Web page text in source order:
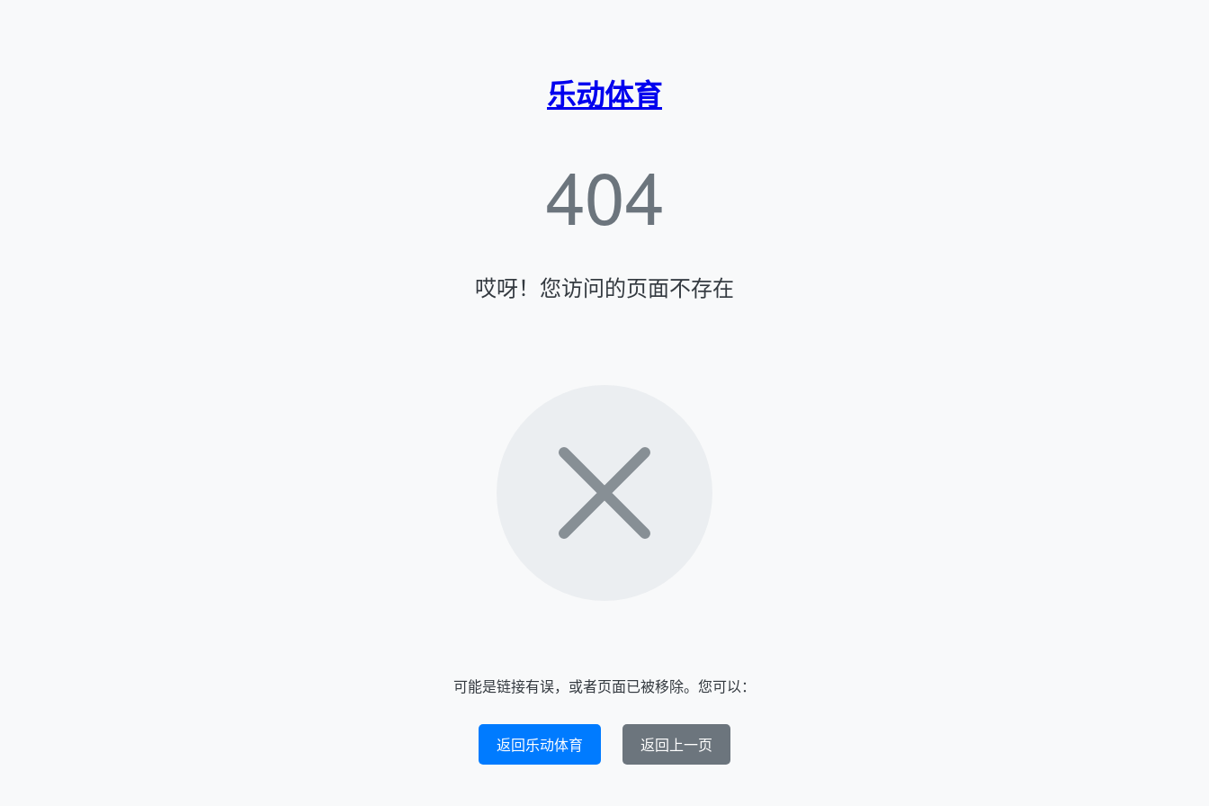
乐动体育
404
哎呀！您访问的页面不存在
可能是链接有误，或者页面已被移除。您可以：
返回乐动体育 返回上一页